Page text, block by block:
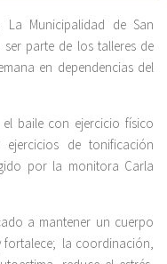
La Municipalidad de San
parte de los talleres de
en dependencias del
baile con ejercicio físico
de tonificación
por la monitora Carla
a mantener un cuerpo
fortalece; la coordinación,